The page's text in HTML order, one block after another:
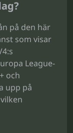
på den här
som visar
League-
och
upp på